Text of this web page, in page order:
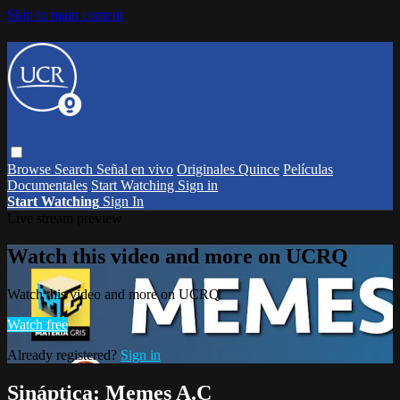
Skip to main content
Browse Search Señal en vivo Originales Quince Películas
Documentales Start Watching Sign in
Start Watching Sign In
Watch this video and more on UCRQ
Watch this video and more on UCRQ
Watch free
Already registered? Sign in
Sináptica: Memes A.C